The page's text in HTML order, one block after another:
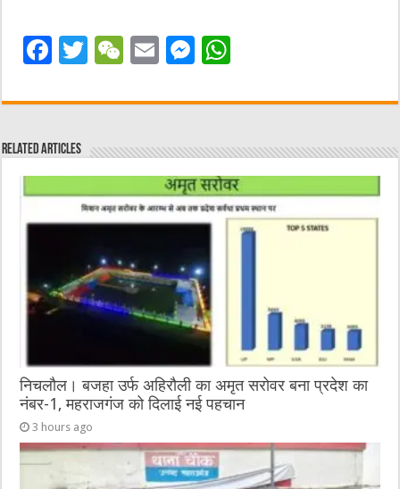
F
c
e
b
o
o
T
it
r
W
C
at
E
ai
M
ss
n
g
er
at
A
p
p
Related Articles
निचलौल। बजहा उर्फ अहिरौली का अमृत सरोवर बना प्रदेश का
नंबर-1, महराजगंज को दिलाई नई पहचान
3 hours ago